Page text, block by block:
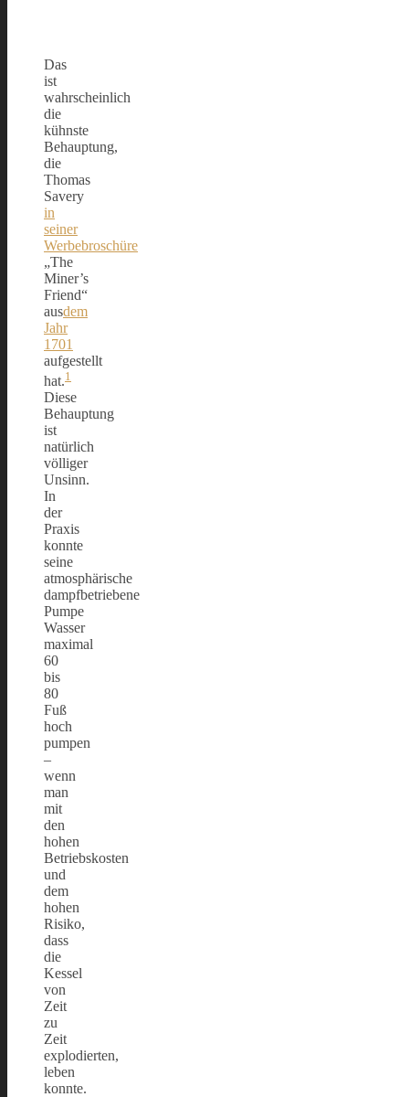
Das
ist
wahrscheinlich
die
kühnste
Behauptung,
die
Thomas
Savery
in
seiner
Werbebroschüre
„The
Miner’s
Friend“
ausdem
Jahr
1701
aufgestellt
hat.1
Diese
Behauptung
ist
natürlich
völliger
Unsinn.
In
der
Praxis
konnte
seine
atmosphärische
dampfbetriebene
Pumpe
Wasser
maximal
60
bis
80
Fuß
hoch
pumpen
–
wenn
man
mit
den
hohen
Betriebskosten
und
dem
hohen
Risiko,
dass
die
Kessel
von
Zeit
zu
Zeit
explodierten,
leben
konnte.